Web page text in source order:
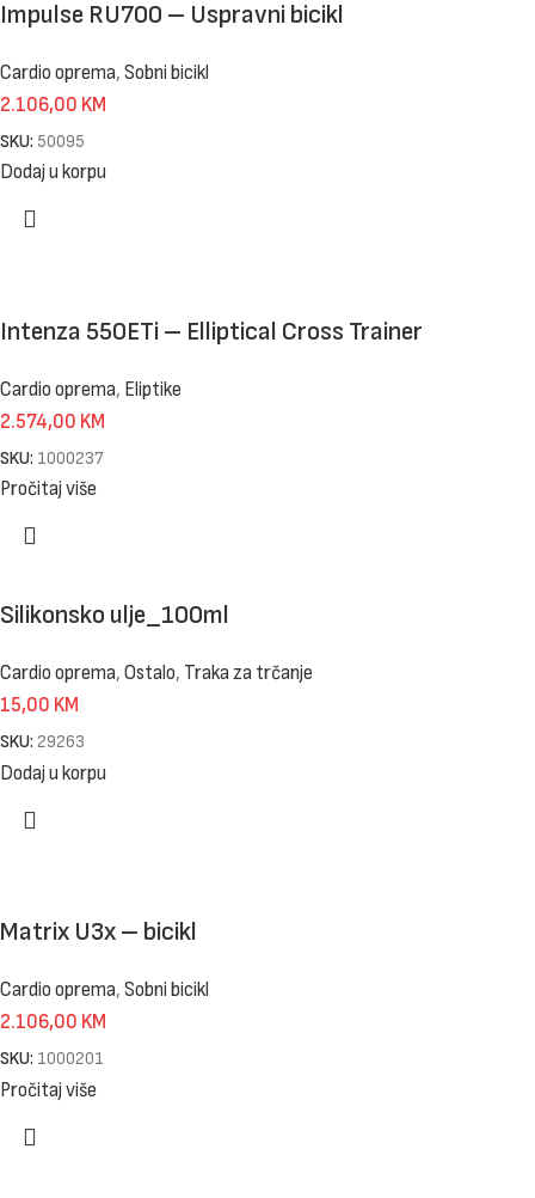
Impulse RU700 – Uspravni bicikl
Cardio oprema, Sobni bicikl
2.106,00 KM
SKU: 50095
Dodaj u korpu
Intenza 550ETi – Elliptical Cross Trainer
Cardio oprema, Eliptike
2.574,00 KM
SKU: 1000237
Pročitaj više
Silikonsko ulje_100ml
Cardio oprema, Ostalo, Traka za trčanje
15,00 KM
SKU: 29263
Dodaj u korpu
Matrix U3x – bicikl
Cardio oprema, Sobni bicikl
2.106,00 KM
SKU: 1000201
Pročitaj više